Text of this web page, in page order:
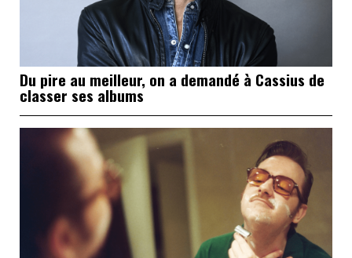
Du pire au meilleur, on a demandé à Cassius de
classer ses albums